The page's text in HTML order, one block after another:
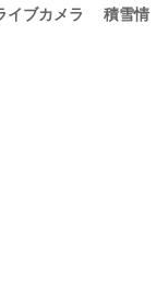
イブカメラ 積雪情